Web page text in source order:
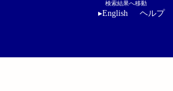
検索結果へ移動
▸English ヘルプ